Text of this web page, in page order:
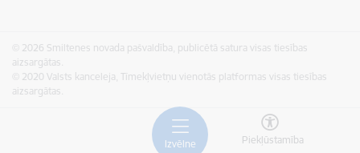
Izvēlne Piekļūstamība
© 2026 Smiltenes novada pašvaldība, publicētā satura visas tiesības
aizsargātas.
© 2020 Valsts kanceleja, Tīmekļvietņu vienotās platformas visas tiesības
aizsargātas.